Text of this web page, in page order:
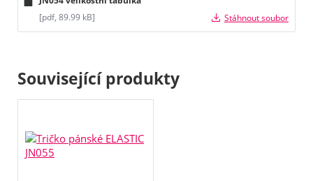
[pdf, 89.99 kB]
Stáhnout soubor
Související produkty